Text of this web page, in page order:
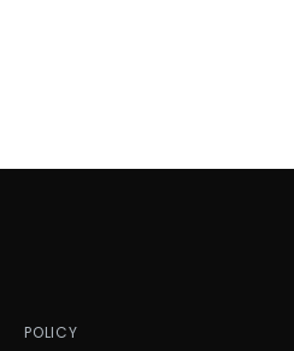
POLICY